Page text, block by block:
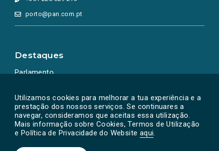
Utilizamos cookies para melhorar a tua experiência e a
prestação dos nossos serviços. Se continuares a
navegar, consideramos que aceitas essa utilização.
Mais informação sobre Cookies, Termos de Utilização
e Política de Privacidade do Website aqui.
porto@pan.com.pt
Destaques
Parlamento